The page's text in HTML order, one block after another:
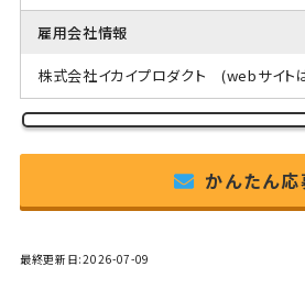
雇用会社情報
株式会社イカイプロダクト(webサイト
かんたん応
最終更新日:2026-07-09